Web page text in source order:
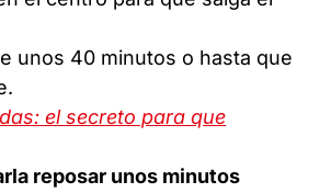
unos 40 minutos o hasta que
el secreto para que
reposar unos minutos